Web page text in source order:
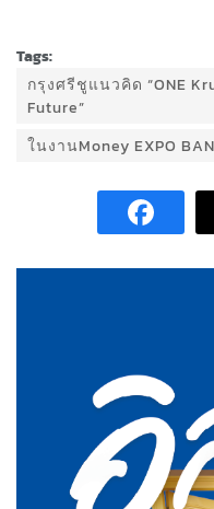
Tags:
กรุงศรีชูแนวคิด “ONE
Future”
ในงานMoney EXPO